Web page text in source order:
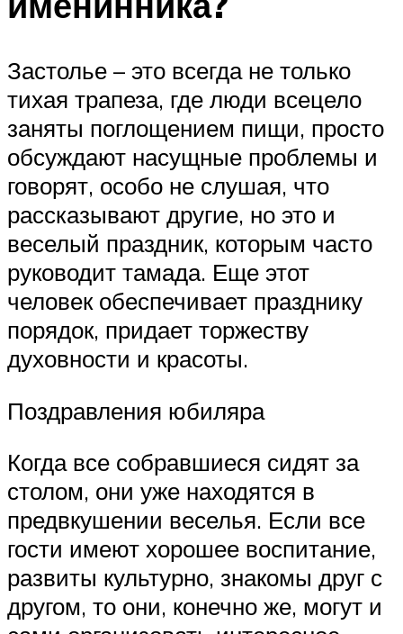
Застолье – это всегда не только
тихая трапеза, где люди всецело
заняты поглощением пищи, просто
обсуждают насущные проблемы и
говорят, особо не слушая, что
рассказывают другие, но это и
веселый праздник, которым часто
руководит тамада. Еще этот
человек обеспечивает празднику
порядок, придает торжеству
духовности и красоты.
Поздравления юбиляра
Когда все собравшиеся сидят за
столом, они уже находятся в
предвкушении веселья. Если все
гости имеют хорошее воспитание,
развиты культурно, знакомы друг с
другом, то они, конечно же, могут и